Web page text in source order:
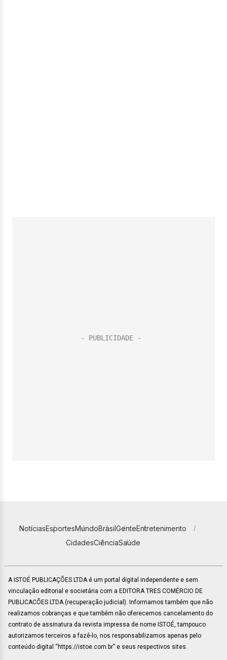
NotíciasEsportesMundoBrasilGenteEntretenimento
CidadesCiênciaSaúde
A ISTOÉ PUBLICAÇÕES LTDA é um portal digital independente e sem
vinculação editorial e societária com a EDITORA TRES COMÉRCIO DE
PUBLICACÕES LTDA (recuperação judicial). Informamos também que não
realizamos cobranças e que também não oferecemos cancelamento do
contrato de assinatura da revista impressa de nome ISTOÉ, tampouco
autorizamos terceiros a fazê-lo, nos responsabilizamos apenas pelo
conteúdo digital “https://istoe.com.br” e seus respectivos sites.